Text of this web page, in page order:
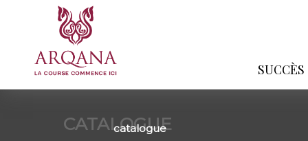
SUCCÈS
CATALOGUE
catalogue